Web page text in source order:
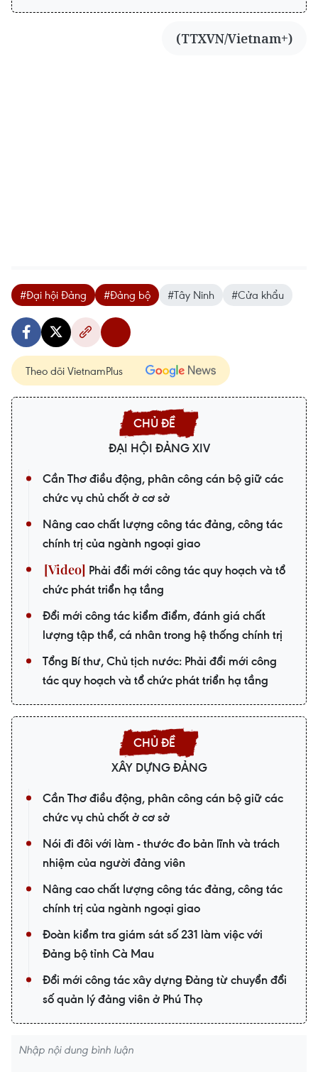
(TTXVN/Vietnam+)
#Đại hội Đảng #Đảng bộ #Tây Ninh #Cửa khẩu
Theo dõi VietnamPlus
ĐẠI HỘI ĐẢNG XIV
Cần Thơ điều động, phân công cán bộ giữ các
chức vụ chủ chốt ở cơ sở
Nâng cao chất lượng công tác đảng, công tác
chính trị của ngành ngoại giao
Phải đổi mới công tác quy hoạch và tổ
chức phát triển hạ tầng
Đổi mới công tác kiểm điểm, đánh giá chất
lượng tập thể, cá nhân trong hệ thống chính trị
Tổng Bí thư, Chủ tịch nước: Phải đổi mới công
tác quy hoạch và tổ chức phát triển hạ tầng
XÂY DỰNG ĐẢNG
Cần Thơ điều động, phân công cán bộ giữ các
chức vụ chủ chốt ở cơ sở
Nói đi đôi với làm - thước đo bản lĩnh và trách
nhiệm của người đảng viên
Nâng cao chất lượng công tác đảng, công tác
chính trị của ngành ngoại giao
Đoàn kiểm tra giám sát số 231 làm việc với
Đảng bộ tỉnh Cà Mau
Đổi mới công tác xây dựng Đảng từ chuyển đổi
số quản lý đảng viên ở Phú Thọ